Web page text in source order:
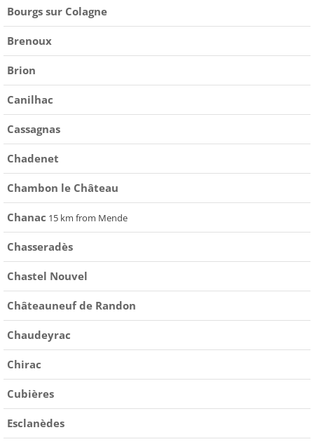
Bourgs sur Colagne
Brenoux
Brion
Canilhac
Cassagnas
Chadenet
Chambon le Château
Chanac 15 km from Mende
Chasseradès
Chastel Nouvel
Châteauneuf de Randon
Chaudeyrac
Chirac
Cubières
Esclanèdes